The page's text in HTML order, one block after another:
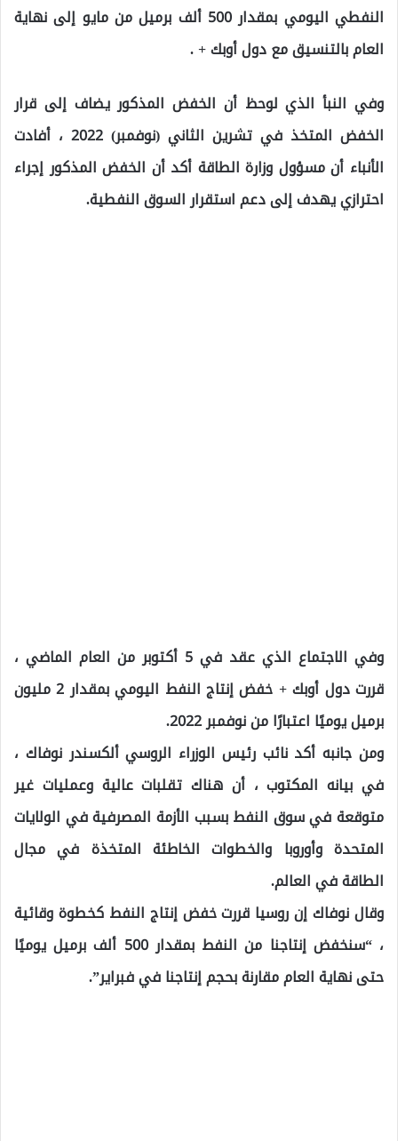
النفطي اليومي بمقدار 500 ألف برميل من مايو إلى نهاية
العام بالتنسيق مع دول أوبك + .
وفي النبأ الذي لوحظ أن الخفض المذكور يضاف إلى قرار
الخفض المتخذ في تشرين الثاني (نوفمبر) 2022 ، أفادت
الأنباء أن مسؤول وزارة الطاقة أكد أن الخفض المذكور إجراء
احترازي يهدف إلى دعم استقرار السوق النفطية.
وفي الاجتماع الذي عقد في 5 أكتوبر من العام الماضي ،
قررت دول أوبك + خفض إنتاج النفط اليومي بمقدار 2 مليون
برميل يوميًا اعتبارًا من نوفمبر 2022.
ومن جانبه أكد نائب رئيس الوزراء الروسي ألكسندر نوفاك ،
في بيانه المكتوب ، أن هناك تقلبات عالية وعمليات غير
متوقعة في سوق النفط بسبب الأزمة المصرفية في الولايات
المتحدة وأوروبا والخطوات الخاطئة المتخذة في مجال
الطاقة في العالم.
وقال نوفاك إن روسيا قررت خفض إنتاج النفط كخطوة وقائية
، “سنخفض إنتاجنا من النفط بمقدار 500 ألف برميل يوميًا
حتى نهاية العام مقارنة بحجم إنتاجنا في فبراير”.